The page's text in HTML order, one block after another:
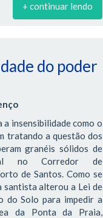
+ continuar lendo
do poder
a insensibilidade como o
tratando a questão dos
granéis sólidos de
no Corredor de
de Santos. Como se
santista alterou a Lei de
do Solo para impedir a
da Ponta da Praia,